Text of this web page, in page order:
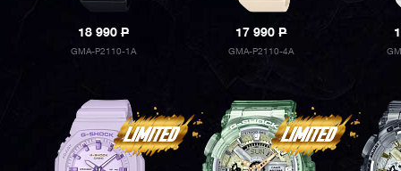
18 990P
GMA-P2110-1A
17 990P
GMA-P2110-4A